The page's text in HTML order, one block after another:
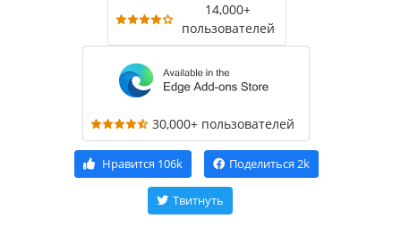
14,000+
пользователей
30,000+ пользователей
Нравится 106k Поделиться 2k
Твитнуть